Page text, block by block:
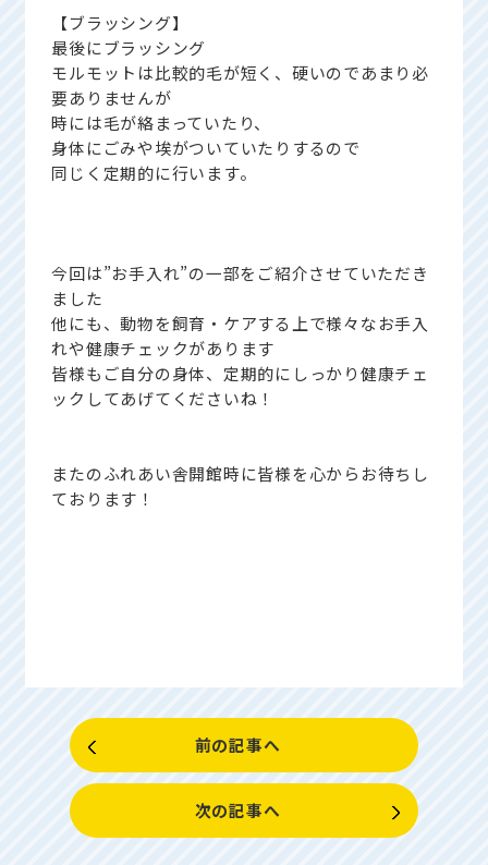
【ブラッシング】
最後にブラッシング
モルモットは比較的毛が短く、硬いのであまり必
要ありませんが
時には毛が絡まっていたり、
身体にごみや埃がついていたりするので
同じく定期的に行います。
今回は”お手入れ”の一部をご紹介させていただき
ました
他にも、動物を飼育・ケアする上で様々なお手入
れや健康チェックがあります
皆様もご自分の身体、定期的にしっかり健康チェ
ックしてあげてくださいね！
またのふれあい舎開館時に皆様を心からお待ちし
ております！
前の記事へ
次の記事へ